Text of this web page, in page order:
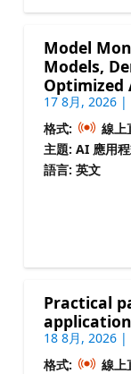
Model
Models,
Optimized
17 8月, 2026 |
格式:
線上
主題: AI 應用
語言: 英文
Practical
18 8月, 2026 |
格式:
線上